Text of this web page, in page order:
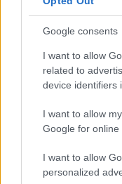
Google consents
I want to allow
related to
device identifiers
I want to allow
Google for online
I want to allow
personalized
Mobil